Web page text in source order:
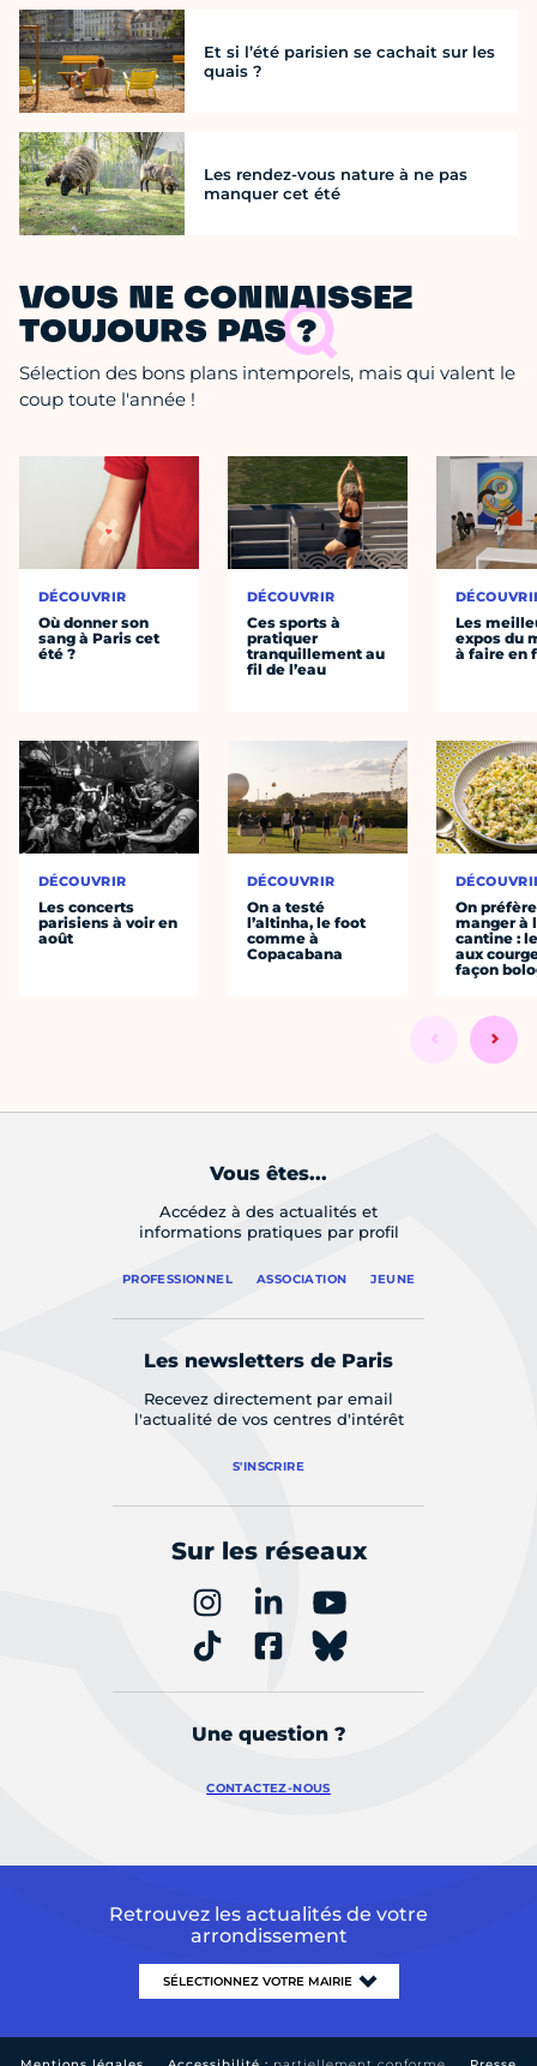
Et si l’été parisien se cachait sur les
quais ?
Les rendez-vous nature à ne pas
manquer cet été
VOUS NE CONNAISSEZ
TOUJOURS PAS ?
Sélection des bons plans intemporels, mais qui valent le
coup toute l'année !
DÉCOUVRIR
Où donner son
sang à Paris cet
été ?
DÉCOUVRIR
Les concerts
parisiens à voir en
août
DÉCOUVRIR
Ces sports à
pratiquer
tranquillement au
fil de l’eau
DÉCOUVRIR
On a testé
l’altinha, le foot
comme à
Copacabana
Les
expos du
à faire en
On préfère
manger à
cantine :
aux
façon
Vous êtes...
Accédez à des actualités et
informations pratiques par profil
PROFESSIONNEL ASSOCIATION JEUNE
Les newsletters de Paris
Recevez directement par email
l'actualité de vos centres d'intérêt
S'INSCRIRE
Sur les réseaux
Une question ?
CONTACTEZ-NOUS
Retrouvez les actualités de votre
arrondissement